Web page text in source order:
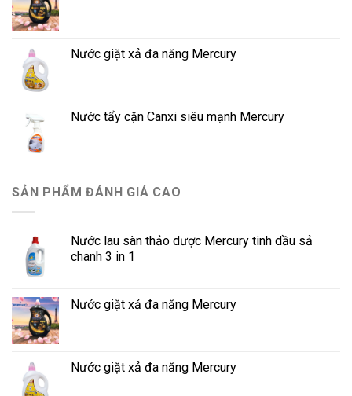
Nước giặt xả đa năng Mercury
Nước tẩy cặn Canxi siêu mạnh Mercury
SẢN PHẨM ĐÁNH GIÁ CAO
Nước lau sàn thảo dược Mercury tinh dầu sả
chanh 3 in 1
Nước giặt xả đa năng Mercury
Nước giặt xả đa năng Mercury